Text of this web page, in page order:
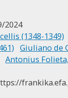
2024
(1348-1349)
Giuliano de
Antonius